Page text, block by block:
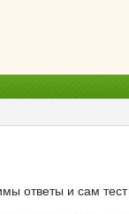
ответы и сам